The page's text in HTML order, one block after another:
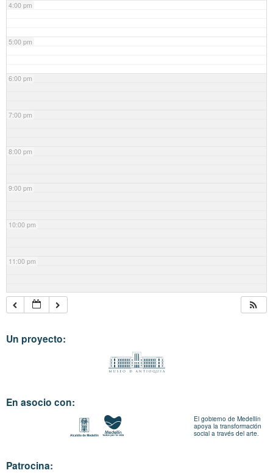
4:00 pm
5:00 pm
6:00 pm
7:00 pm
8:00 pm
9:00 pm
10:00 pm
11:00 pm
Un proyecto:
En asocio con:
El gobierno de Medellín
apoya la transformación
social a través del arte.
Patrocina: